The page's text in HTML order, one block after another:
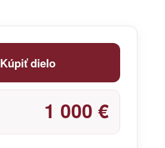
Kúpiť dielo
1 000 €